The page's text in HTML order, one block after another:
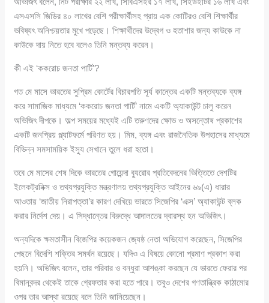
এসএসসি জিডির ৪০ লাখের বেশি পরীক্ষার্থীসহ প্রায় এক কোটিরও বেশি শিক্ষার্থীর
ভবিষ্যৎ অনিশ্চয়তার মুখে পড়েছে। শিক্ষার্থীদের উদ্বেগ ও হতাশার জন্য কাউকে না
কাউকে দায় নিতে হবে বলেও তিনি মন্তব্য করেন।
কী এই ‘ককরোচ জনতা পার্টি’?
গত মে মাসে ভারতের সুপ্রিম কোর্টের বিচারপতি সূর্য কান্তের একটি মন্তব্যকে ব্যঙ্গ
করে সামাজিক মাধ্যমে ‘ককরোচ জনতা পার্টি’ নামে একটি অ্যাকাউন্ট চালু করেন
অভিজিৎ দীপকে। অল্প সময়ের মধ্যেই এটি তরুণদের ক্ষোভ ও অসন্তোষ প্রকাশের
একটি জনপ্রিয় প্ল্যাটফর্মে পরিণত হয়। মিম, ব্যঙ্গ এবং রাজনৈতিক উপহাসের মাধ্যমে
বিভিন্ন সমসাময়িক ইস্যু সেখানে তুলে ধরা হতো।
তবে মে মাসের শেষ দিকে ভারতের গোয়েন্দা ব্যুরোর প্রতিবেদনের ভিত্তিতে দেশটির
ইলেকট্রনিক্স ও তথ্যপ্রযুক্তি মন্ত্রণালয় তথ্যপ্রযুক্তি আইনের ৬৯(এ) ধারার
আওতায় ‘জাতীয় নিরাপত্তা’র কারণ দেখিয়ে ভারতে সিজেপির ‘এক্স’ অ্যাকাউন্ট ব্লক
করার নির্দেশ দেয়। এ সিদ্ধান্তের বিরুদ্ধে আদালতের দ্বারস্থ হন অভিজিৎ।
অন্যদিকে ক্ষমতাসীন বিজেপির কয়েকজন জ্যেষ্ঠ নেতা অভিযোগ করেছেন, সিজেপির
পেছনে বিদেশি শক্তির সমর্থন রয়েছে। যদিও এ বিষয়ে কোনো প্রমাণ প্রকাশ করা
হয়নি। অভিজিৎ বলেন, তার পরিবার ও বন্ধুরা আশঙ্কা করছেন যে ভারতে ফেরার পর
বিমানবন্দর থেকেই তাকে গ্রেফতার করা হতে পারে। তবুও দেশের গণতান্ত্রিক কাঠামোর
ওপর তার আস্থা রয়েছে বলে তিনি জানিয়েছেন।